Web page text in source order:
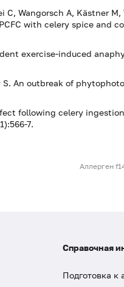
C, Wangorsch A, Kästner M,
with celery spice and
exercise-induced
S. An outbreak of
following celery
7.
Справочная
Подготовка к